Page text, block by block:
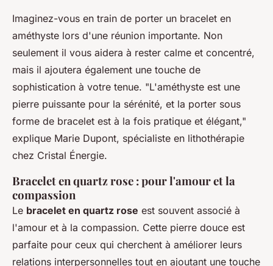
Imaginez-vous en train de porter un bracelet en
améthyste lors d'une réunion importante. Non
seulement il vous aidera à rester calme et concentré,
mais il ajoutera également une touche de
sophistication à votre tenue. "L'améthyste est une
pierre puissante pour la sérénité, et la porter sous
forme de bracelet est à la fois pratique et élégant,"
explique Marie Dupont, spécialiste en lithothérapie
chez Cristal Énergie.
Bracelet en quartz rose : pour l'amour et la
compassion
Le bracelet en quartz rose est souvent associé à
l'amour et à la compassion. Cette pierre douce est
parfaite pour ceux qui cherchent à améliorer leurs
relations interpersonnelles tout en ajoutant une touche